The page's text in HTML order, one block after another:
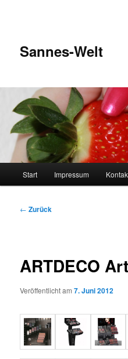
Sannes-Welt
Start Impressum
Beitragsnavigation
← Zurück
ARTDECO
Veröffentlicht am7. Juni 2012